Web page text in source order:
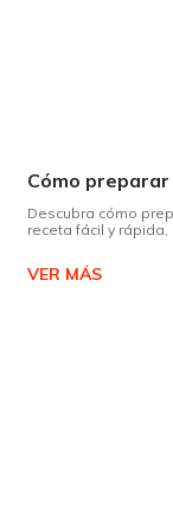
Descubra cómo
receta fácil y
VER MÁS